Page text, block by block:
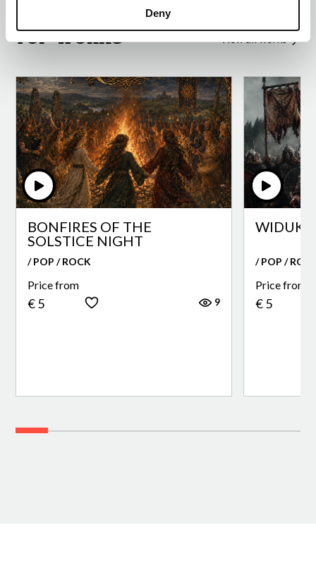
Deny
Top Works View all works
BONFIRES OF THE
SOLSTICE NIGHT
/ POP / ROCK
Price from
€ 5 9
/ POP /
Price from
€ 5